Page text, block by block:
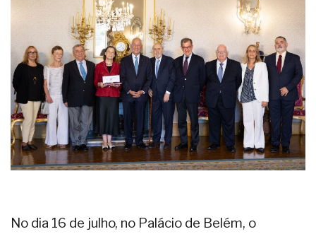
No dia 16 de julho, no Palácio de Belém, o